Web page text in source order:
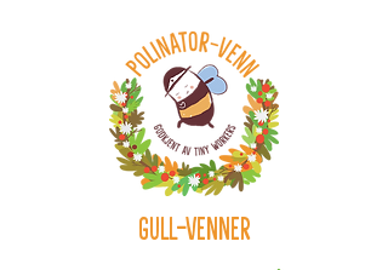
Gull-Venner